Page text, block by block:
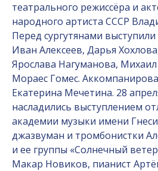
театрального режиссёра и
народного артиста СССР
Перед сургутянами
Иван Алексеев, Дарья
Ярослава Нагуманова,
Мораес Гомес.
Екатерина Мечетина. 28
насладились выступлением
академии музыки имени
джазвуман и тромбонистки
и ее группы «Солнечный
Макар Новиков, пианист